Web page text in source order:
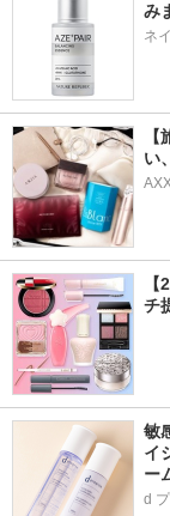
み
ネ
い
チ
敏
イ
ー
d